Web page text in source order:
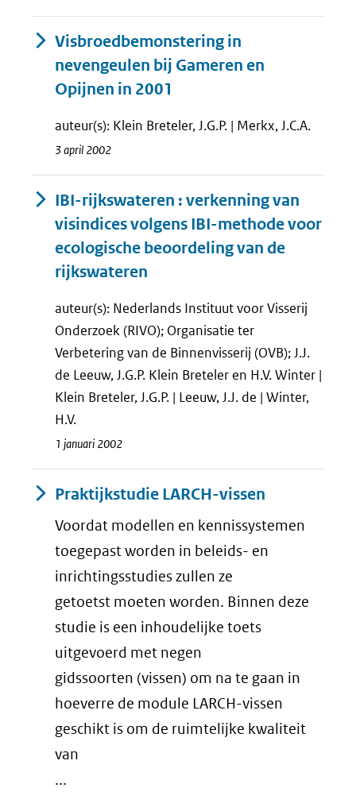
Visbroedbemonstering in
nevengeulen bij Gameren en
Opijnen in 2001
auteur(s): Klein Breteler, J.G.P. | Merkx, J.C.A.
3 april 2002
IBI-rijkswateren : verkenning van
visindices volgens IBI-methode voor
ecologische beoordeling van de
rijkswateren
auteur(s): Nederlands Instituut voor Visserij
Onderzoek (RIVO); Organisatie ter
Verbetering van de Binnenvisserij (OVB); J.J.
de Leeuw, J.G.P. Klein Breteler en H.V. Winter |
Klein Breteler, J.G.P. | Leeuw, J.J. de | Winter,
H.V.
1 januari 2002
Praktijkstudie LARCH-vissen
Voordat modellen en kennissystemen
toegepast worden in beleids- en
inrichtingsstudies zullen ze
getoetst moeten worden. Binnen deze
studie is een inhoudelijke toets
uitgevoerd met negen
gidssoorten (vissen) om na te gaan in
hoeverre de module LARCH-vissen
geschikt is om de ruimtelijke kwaliteit
van
...